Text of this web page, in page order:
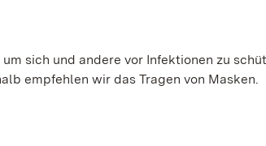
sich und andere vor Infektionen zu
empfehlen wir das Tragen von Masken.